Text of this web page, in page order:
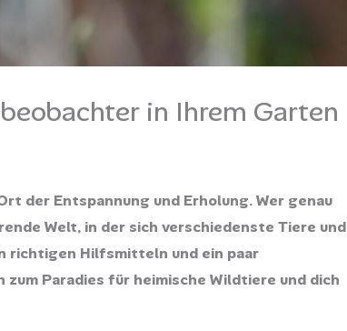
in Ihrem Garten
der Entspannung und Erholung. Wer genau
Welt, in der sich verschiedenste Tiere und
richtigen Hilfsmitteln und ein paar
Paradies für heimische Wildtiere und dich